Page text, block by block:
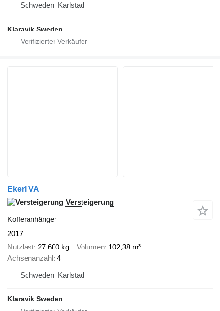
Schweden, Karlstad
Klaravik Sweden
Ekeri VA
Versteigerung
Kofferanhänger
2017
Nutzlast 27.600 kg Volumen 102,38 m³
Achsenanzahl 4
Schweden, Karlstad
Klaravik Sweden